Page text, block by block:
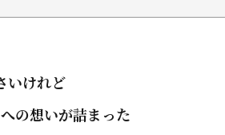
いけれど
の想いが詰まった